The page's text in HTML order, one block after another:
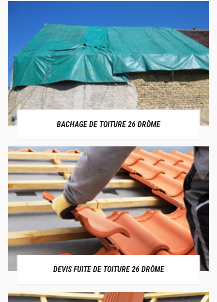
BACHAGE DE TOITURE 26 DRÔME
DEVIS FUITE DE TOITURE 26 DRÔME